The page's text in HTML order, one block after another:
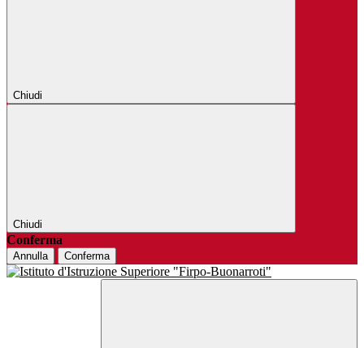
Chiudi
Chiudi
Conferma
Annulla Conferma